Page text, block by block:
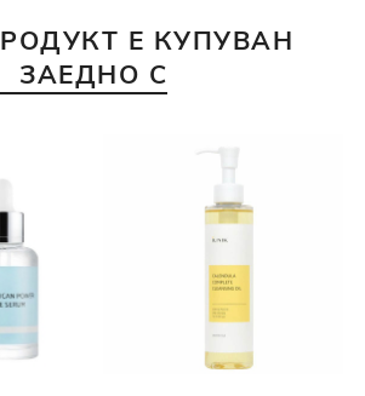
Е КУПУВАН
ЗАЕДНО С